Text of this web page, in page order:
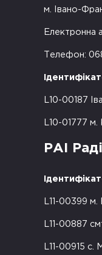
м. Івано-
Електронна
Телефон:
L10-00187
L10-01777
РАІ
L11-00399
L11-00887
L11-00915